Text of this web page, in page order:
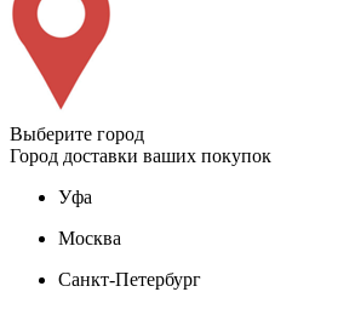
Выберите город
Город доставки ваших покупок
Уфа
Москва
Санкт-Петербург